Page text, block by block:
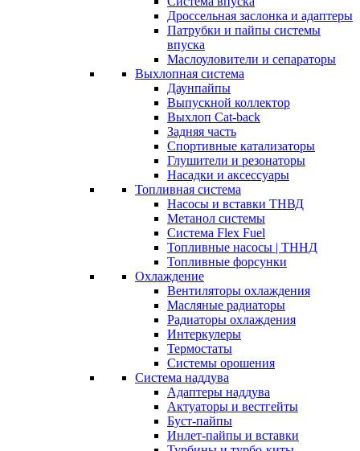
Дроссельная заслонка и адаптеры
Патрубки и пайпы системы
впуска
Маслоуловители и сепараторы
Выхлопная система
Даунпайпы
Выпускной коллектор
Выхлоп Cat-back
Задняя часть
Спортивные катализаторы
Глушители и резонаторы
Насадки и аксессуары
Топливная система
Насосы и вставки ТНВД
Метанол системы
Система Flex Fuel
Топливные насосы | ТННД
Топливные форсунки
Охлаждение
Вентиляторы охлаждения
Масляные радиаторы
Радиаторы охлаждения
Интеркулеры
Термостаты
Системы орошения
Система наддува
Адаптеры наддува
Актуаторы и вестгейты
Буст-пайпы
Инлет-пайпы и вставки